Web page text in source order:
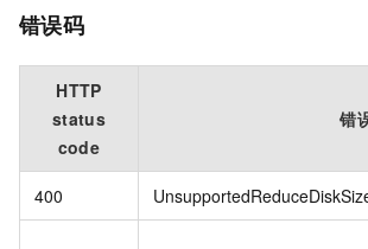
错误码
HTTP
status
code
错
400